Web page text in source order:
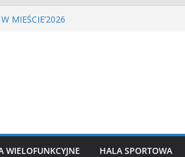
LIGA PIŁKI NOŻNEJ
W MIEŚCIE’2026
lekkoatletyczny
WIELOFUNKCYJNE HALA SPORTOWA